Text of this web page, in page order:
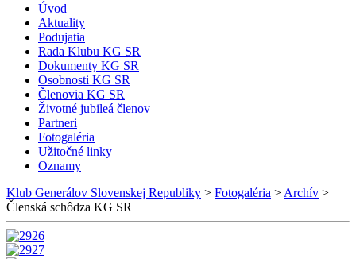
Úvod
Aktuality
Podujatia
Rada Klubu KG SR
Dokumenty KG SR
Osobnosti KG SR
Členovia KG SR
Životné jubileá členov
Partneri
Fotogaléria
Užitočné linky
Oznamy
Klub Generálov Slovenskej Republiky > Fotogaléria > Archív >
Členská schôdza KG SR